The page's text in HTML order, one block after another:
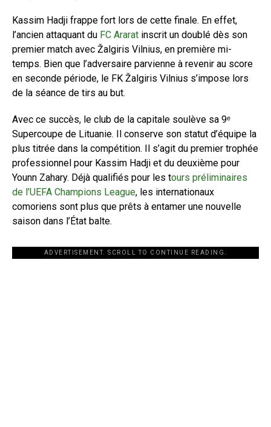
Kassim Hadji frappe fort lors de cette finale. En effet,
l’ancien attaquant du FC Ararat inscrit un doublé dès son
premier match avec Žalgiris Vilnius, en première mi-
temps. Bien que l’adversaire parvienne à revenir au score
en seconde période, le FK Žalgiris Vilnius s’impose lors
de la séance de tirs au but.
Avec ce succès, le club de la capitale soulève sa 9ᵉ
Supercoupe de Lituanie. Il conserve son statut d’équipe la
plus titrée dans la compétition. Il s’agit du premier trophée
professionnel pour Kassim Hadji et du deuxième pour
Younn Zahary. Déjà qualifiés pour les tours préliminaires
de l’UEFA Champions League, les internationaux
comoriens sont plus que prêts à entamer une nouvelle
saison dans l’État balte.
ADVERTISEMENT. SCROLL TO CONTINUE READING.